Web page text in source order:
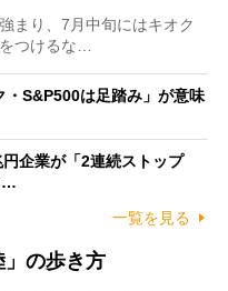
まり、7月中旬にはキオク
つけるな…
・S&P500は足踏み」が意味
円企業が「2連続ストップ
…
一覧を見る
の歩き方